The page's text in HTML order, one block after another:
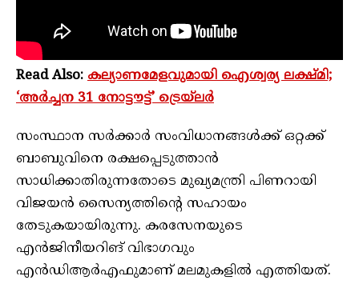
Read Also: കല്യാണമേളവുമായി ഐശ്വര്യ ലക്ഷ്മി;
‘അർച്ചന 31 നോട്ടൗട്ട്’ ട്രെയ്‌ലർ
സംസ്ഥാന സര്‍ക്കാര്‍ സംവിധാനങ്ങള്‍ക്ക് ഒറ്റക്ക്
ബാബുവിനെ രക്ഷപ്പെടുത്താന്‍
സാധിക്കാതിരുന്നതോടെ മുഖ്യമന്ത്രി പിണറായി
വിജയന്‍ സൈന്യത്തിന്റെ സഹായം
തേടുകയായിരുന്നു. കരസേനയുടെ
എന്‍ജിനീയറിങ് വിഭാഗവും
എന്‍ഡിആര്‍എഫുമാണ് മലമുകളില്‍ എത്തിയത്.